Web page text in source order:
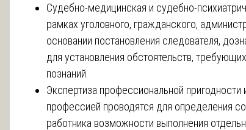
Судебно-медицинская и судебно-
рамках уголовного, гражданского,
основании постановления следователя,
для установления обстоятельств,
познаний.
Экспертиза профессиональной пригодности
профессией проводятся для определения
работника возможности выполнения